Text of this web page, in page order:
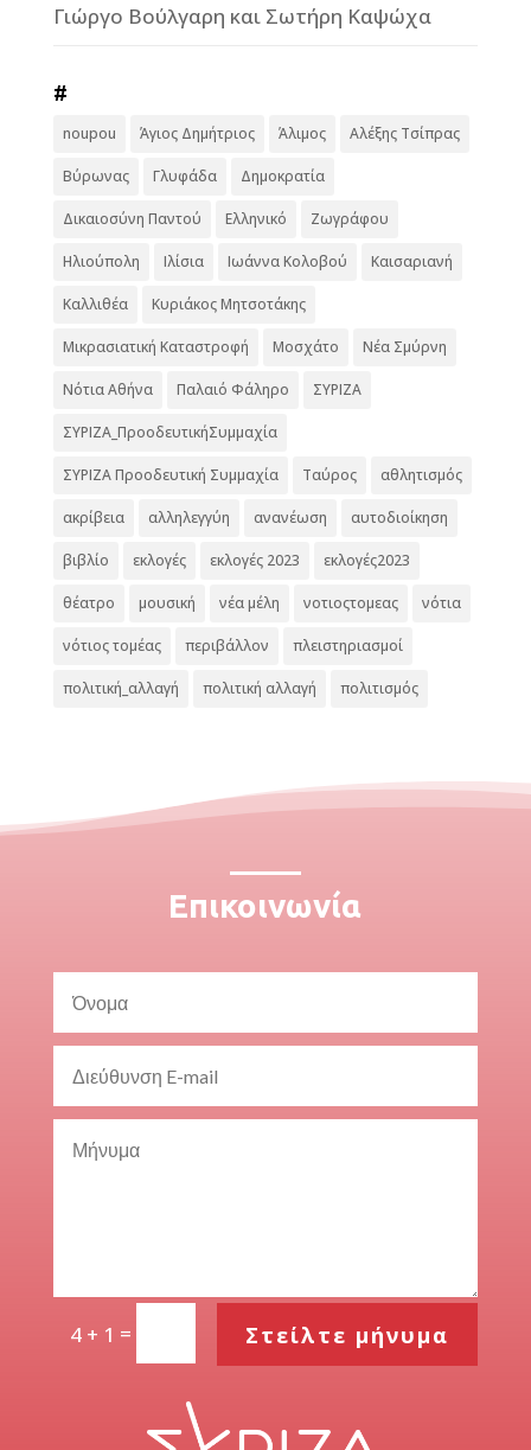
Γιώργο Βούλγαρη και Σωτήρη Καψώχα
#
noupou Άγιος Δημήτριος Άλιμος Αλέξης Τσίπρας
Βύρωνας Γλυφάδα Δημοκρατία
Δικαιοσύνη Παντού Ελληνικό Ζωγράφου
Ηλιούπολη Ιλίσια Ιωάννα Κολοβού Καισαριανή
Καλλιθέα Κυριάκος Μητσοτάκης
Μικρασιατική Καταστροφή Μοσχάτο Νέα Σμύρνη
Νότια Αθήνα Παλαιό Φάληρο ΣΥΡΙΖΑ
ΣΥΡΙΖΑ_ΠροοδευτικήΣυμμαχία
ΣΥΡΙΖΑ Προοδευτική Συμμαχία Ταύρος αθλητισμός
ακρίβεια αλληλεγγύη ανανέωση αυτοδιοίκηση
βιβλίο εκλογές εκλογές 2023 εκλογές2023
θέατρο μουσική νέα μέλη νοτιοςτομεας νότια
νότιος τομέας περιβάλλον πλειστηριασμοί
πολιτική_αλλαγή πολιτική αλλαγή πολιτισμός
Επικοινωνία
4 + 1 = Στείλτε μήνυμα